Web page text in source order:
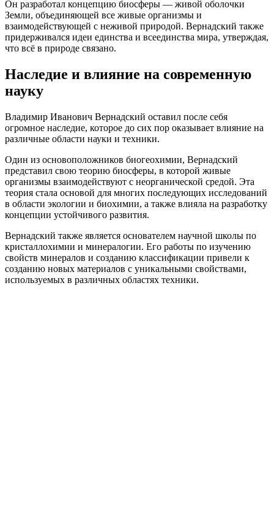
Он разработал концепцию биосферы — живой оболочки
Земли, объединяющей все живые организмы и
взаимодействующей с неживой природой. Вернадский также
придерживался идеи единства и всеединства мира, утверждая,
что всё в природе связано.
Наследие и влияние на современную
науку
Владимир Иванович Вернадский оставил после себя
огромное наследие, которое до сих пор оказывает влияние на
различные области науки и техники.
Один из основоположников биогеохимии, Вернадский
представил свою теорию биосферы, в которой живые
организмы взаимодействуют с неорганической средой. Эта
теория стала основой для многих последующих исследований
в области экологии и биохимии, а также влияла на разработку
концепции устойчивого развития.
Вернадский также является основателем научной школы по
кристаллохимии и минералогии. Его работы по изучению
свойств минералов и созданию классификации привели к
созданию новых материалов с уникальными свойствами,
используемых в различных областях техники.